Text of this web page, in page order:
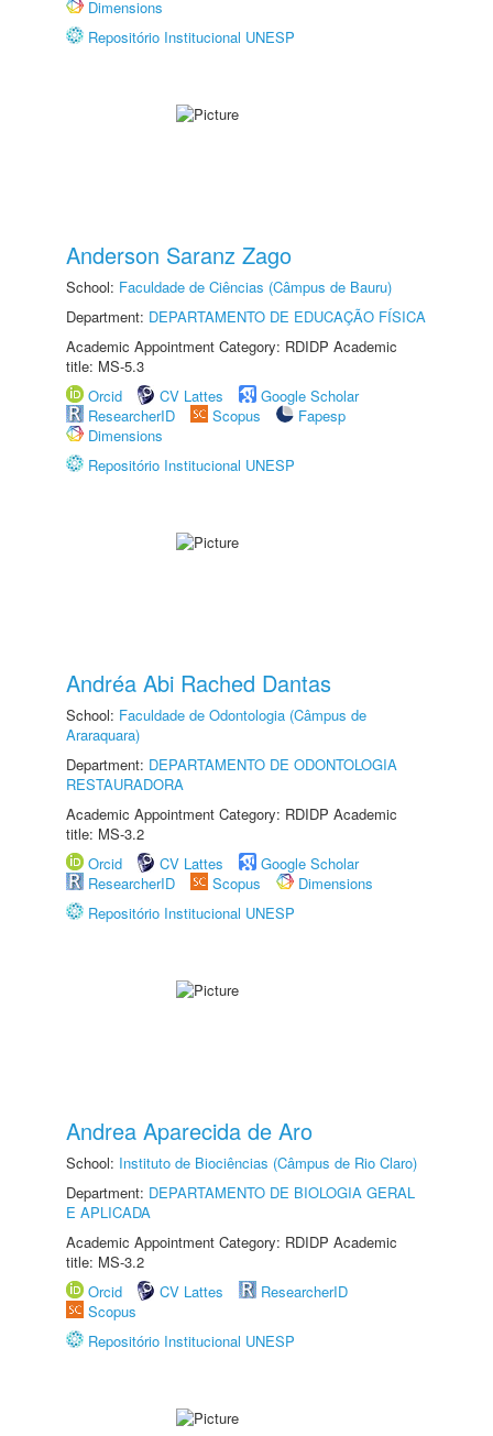
Dimensions
Repositório Institucional UNESP
Anderson Saranz Zago
School: Faculdade de Ciências (Câmpus de Bauru)
Department: DEPARTAMENTO DE EDUCAÇÃO FÍSICA
Academic Appointment Category: RDIDP Academic
title: MS-5.3
Orcid
CV Lattes
Google Scholar
ResearcherID
Scopus
Fapesp
Dimensions
Repositório Institucional UNESP
Andréa Abi Rached Dantas
School: Faculdade de Odontologia (Câmpus de
Araraquara)
Department: DEPARTAMENTO DE ODONTOLOGIA
RESTAURADORA
Academic Appointment Category: RDIDP Academic
title: MS-3.2
Orcid
CV Lattes
Google Scholar
ResearcherID
Scopus
Dimensions
Repositório Institucional UNESP
Andrea Aparecida de Aro
School: Instituto de Biociências (Câmpus de Rio Claro)
Department: DEPARTAMENTO DE BIOLOGIA GERAL
E APLICADA
Academic Appointment Category: RDIDP Academic
title: MS-3.2
Orcid
CV Lattes
ResearcherID
Scopus
Repositório Institucional UNESP